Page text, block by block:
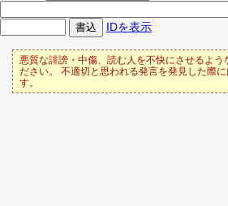
IDを表示
悪質な誹謗・中傷、読む人を不快にさせるよう
ださい。 不適切と思われる発言を発見した際
す。